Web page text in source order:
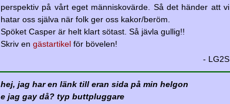
perspektiv på vårt eget människovärde. Så det händer att vi
hatar oss själva när folk ger oss kakor/beröm.
Spöket Casper är helt klart sötast. Så jävla gullig!!
Skriv en gästartikel för bövelen!
- LG2S
hej, jag har en länk till eran sida på min helgon
e jag gay då? typ buttpluggare